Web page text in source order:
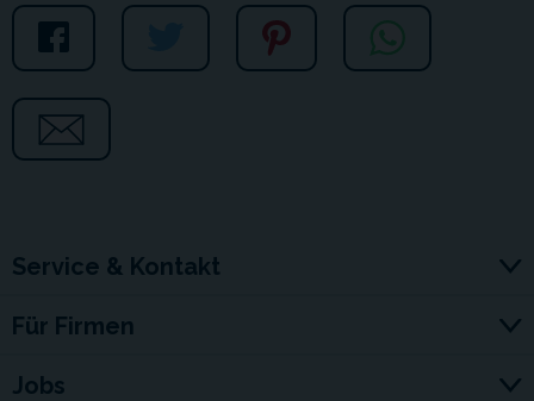
Service & Kontakt
Für Firmen
Jobs